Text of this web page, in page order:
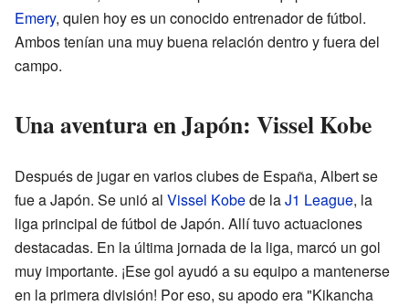
Emery, quien hoy es un conocido entrenador de fútbol.
Ambos tenían una muy buena relación dentro y fuera del
campo.
Una aventura en Japón: Vissel Kobe
Después de jugar en varios clubes de España, Albert se
fue a Japón. Se unió al Vissel Kobede laJ1 League, la
liga principal de fútbol de Japón. Allí tuvo actuaciones
destacadas. En la última jornada de la liga, marcó un gol
muy importante. ¡Ese gol ayudó a su equipo a mantenerse
en la primera división! Por eso, su apodo era "Kikancha